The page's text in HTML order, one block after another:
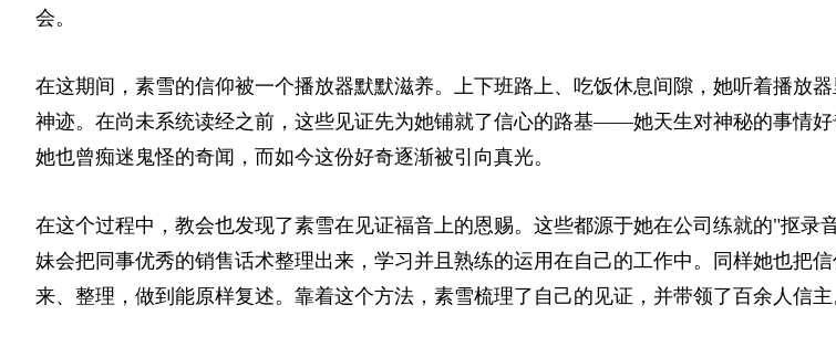
会。
在这期间，素雪的信仰被一个播放器默默滋养。上下班路上、吃饭休息间隙，她听着播放
神迹。在尚未系统读经之前，这些见证先为她铺就了信心的路基——她天生对神秘的事情好
她也曾痴迷鬼怪的奇闻，而如今这份好奇逐渐被引向真光。
在这个过程中，教会也发现了素雪在见证福音上的恩赐。这些都源于她在公司练就的"抠录
妹会把同事优秀的销售话术整理出来，学习并且熟练的运用在自己的工作中。同样她也把
来、整理，做到能原样复述。靠着这个方法，素雪梳理了自己的见证，并带领了百余人信主